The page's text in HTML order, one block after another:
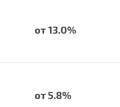
от 13.0%
от 5.8%